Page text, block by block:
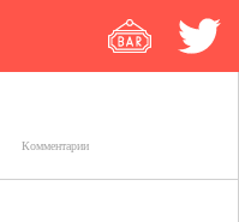
Комментарии